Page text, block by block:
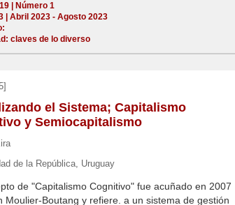
| Número 1
| Abril 2023 - Agosto 2023
claves de lo diverso
el Sistema; Capitalismo
y Semiocapitalismo
de la República, Uruguay
de "Capitalismo Cognitivo" fue acuñado en 2007
Moulier-Boutang y refiere. a un sistema de gestión